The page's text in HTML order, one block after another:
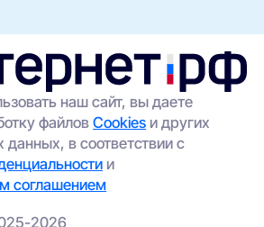
актуален для частных домов и
участков.
заявку через наш сайт — мы
её провайдерам;
альтернативный вариант
беспроводной интернет);
соседние адреса — иногда
в соседнем корпусе.
наш сайт, вы даете
файловCookies и других
данных, в соответствии с
и
соглашением
2026